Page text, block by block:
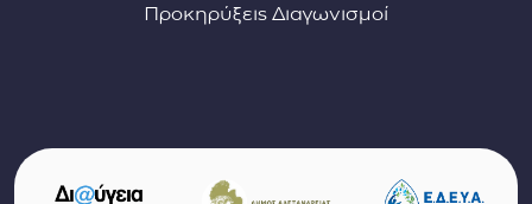
Προκηρύξεις Διαγωνισμοί
Σύνδεσμοι φορέων και συνεργατών
(ανοίγει σε νέο παράθυρο)
(ανοίγει σε νέο